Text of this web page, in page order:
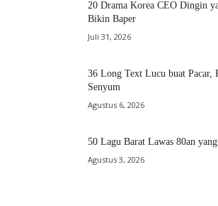
20 Drama Korea CEO Dingin
Bikin Baper
Juli 31, 2026
36 Long Text Lucu buat Pacar,
Senyum
Agustus 6, 2026
50 Lagu Barat Lawas 80an
Agustus 3, 2026